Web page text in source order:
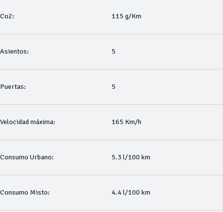
Co2: 115 g/Km
Asientos: 5
Puertas: 5
Velocidad máxima: 165 Km/h
Consumo Urbano: 5.3 l/100 km
Consumo Misto: 4.4 l/100 km